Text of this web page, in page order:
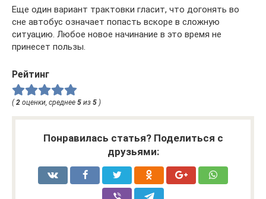
Еще один вариант трактовки гласит, что догонять во
сне автобус означает попасть вскоре в сложную
ситуацию. Любое новое начинание в это время не
принесет пользы.
Рейтинг
(2 оценки, среднее 5 из 5 )
Понравилась статья? Поделиться с
друзьями: